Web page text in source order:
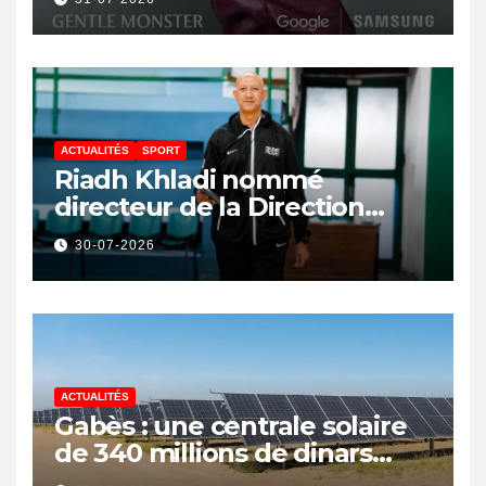
ACTUALITÉS SPORT
Riadh Khladi nommé
directeur de la Direction
Nationale de l’Arbitrage
30-07-2026
ACTUALITÉS
Gabès : une centrale solaire
de 340 millions de dinars